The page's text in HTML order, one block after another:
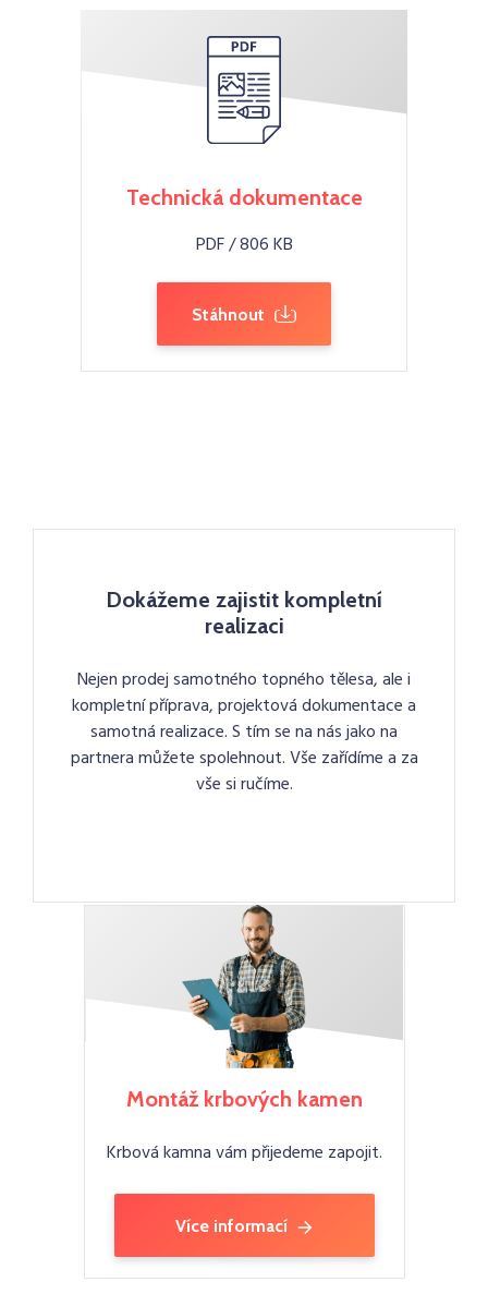
Technická dokumentace
PDF / 806 KB
Stáhnout
Dokážeme zajistit kompletní
realizaci
Nejen prodej samotného topného tělesa, ale i
kompletní příprava, projektová dokumentace a
samotná realizace. S tím se na nás jako na
partnera můžete spolehnout. Vše zařídíme a za
vše si ručíme.
Montáž krbových kamen
Krbová kamna vám přijedeme zapojit.
Více informací